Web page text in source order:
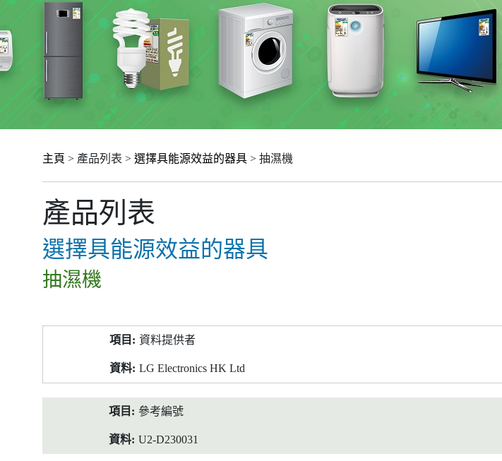
主頁 > 產品列表 > 選擇具能源效益的器具 > 抽濕機
產品列表
選擇具能源效益的器具
抽濕機
料
資料提供者
LG Electronics HK Ltd
參考編號
U2-D230031